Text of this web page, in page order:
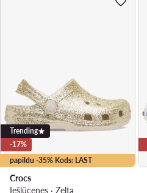
papildu -35% Kods: LAST
Trending
-17%
Crocs
Iešļūcenes · Zelta